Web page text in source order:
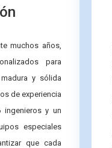
muchos años,
para
y sólida
de experiencia
ingenieros y un
especiales
que cada